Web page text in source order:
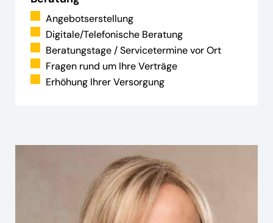
Angebotserstellung
Digitale/Telefonische Beratung
Beratungstage / Servicetermine vor Ort
Fragen rund um Ihre Verträge
Erhöhung Ihrer Versorgung